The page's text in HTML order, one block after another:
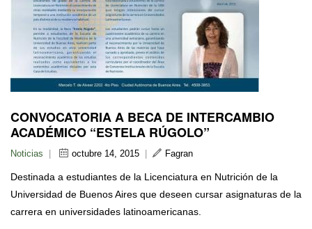
CONVOCATORIA A BECA DE INTERCAMBIO
ACADÉMICO “ESTELA RÚGOLO”
Noticias octubre 14, 2015 Fagran
Destinada a estudiantes de la Licenciatura en Nutrición de la
Universidad de Buenos Aires que deseen cursar asignaturas de la
carrera en universidades latinoamericanas.